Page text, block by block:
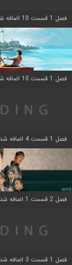
فصل 1 قسمت 10 اضافه شد
فصل 1 قسمت 10 اضافه شد
فصل 1 قسمت 4 اضافه شد
فصل 2 قسمت 1 اضافه شد
فصل 1 قسمت 3 اضافه شد